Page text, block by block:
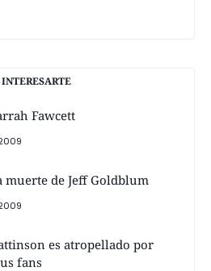
Fawcett
muerte de Jeff Goldblum
es atropellado por
fans